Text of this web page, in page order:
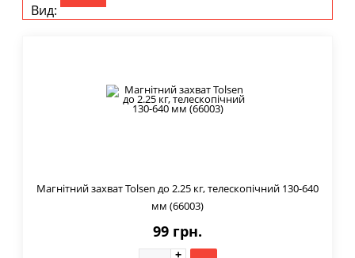
Вид:
Магнітний захват Tolsen до 2.25 кг, телескопічний 130-640
мм (66003)
99 грн.